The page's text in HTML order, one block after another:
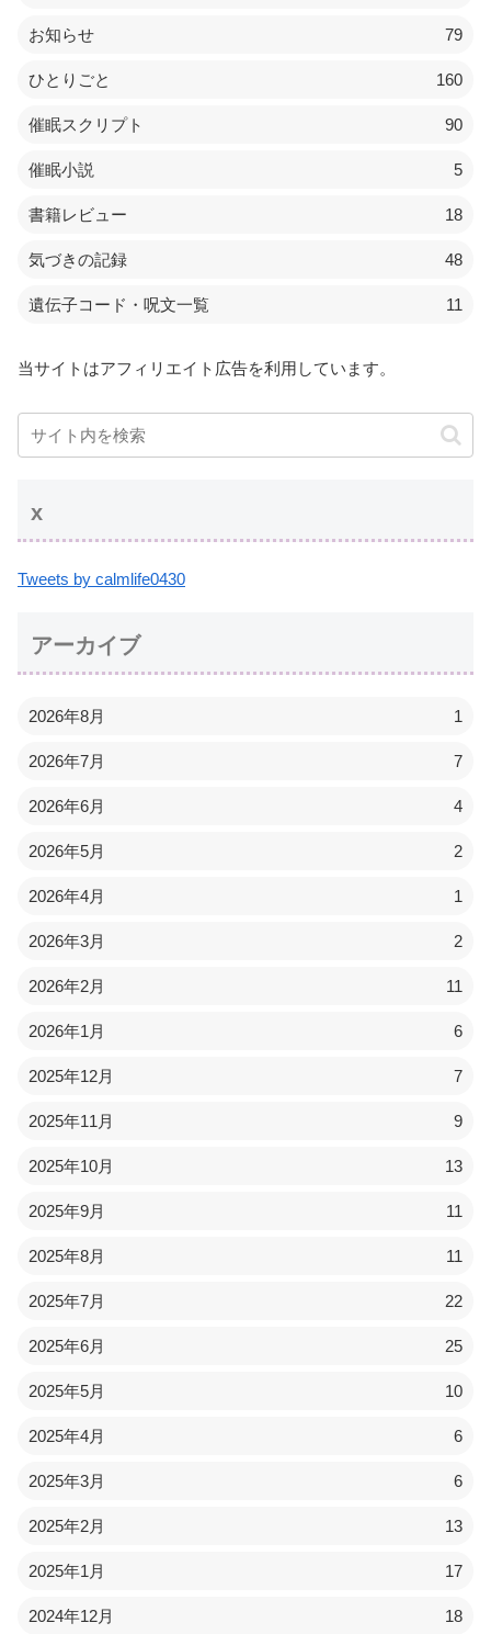
お知らせ 79
ひとりごと 160
催眠スクリプト 90
催眠小説 5
書籍レビュー 18
気づきの記録 48
遺伝子コード・呪文一覧 11
当サイトはアフィリエイト広告を利用しています。
x
Tweets by calmlife0430
アーカイブ
2026年8月 1
2026年7月 7
2026年6月 4
2026年5月 2
2026年4月 1
2026年3月 2
2026年2月 11
2026年1月 6
2025年12月 7
2025年11月 9
2025年10月 13
2025年9月 11
2025年8月 11
2025年7月 22
2025年6月 25
2025年5月 10
2025年4月 6
2025年3月 6
2025年2月 13
2025年1月 17
2024年12月 18